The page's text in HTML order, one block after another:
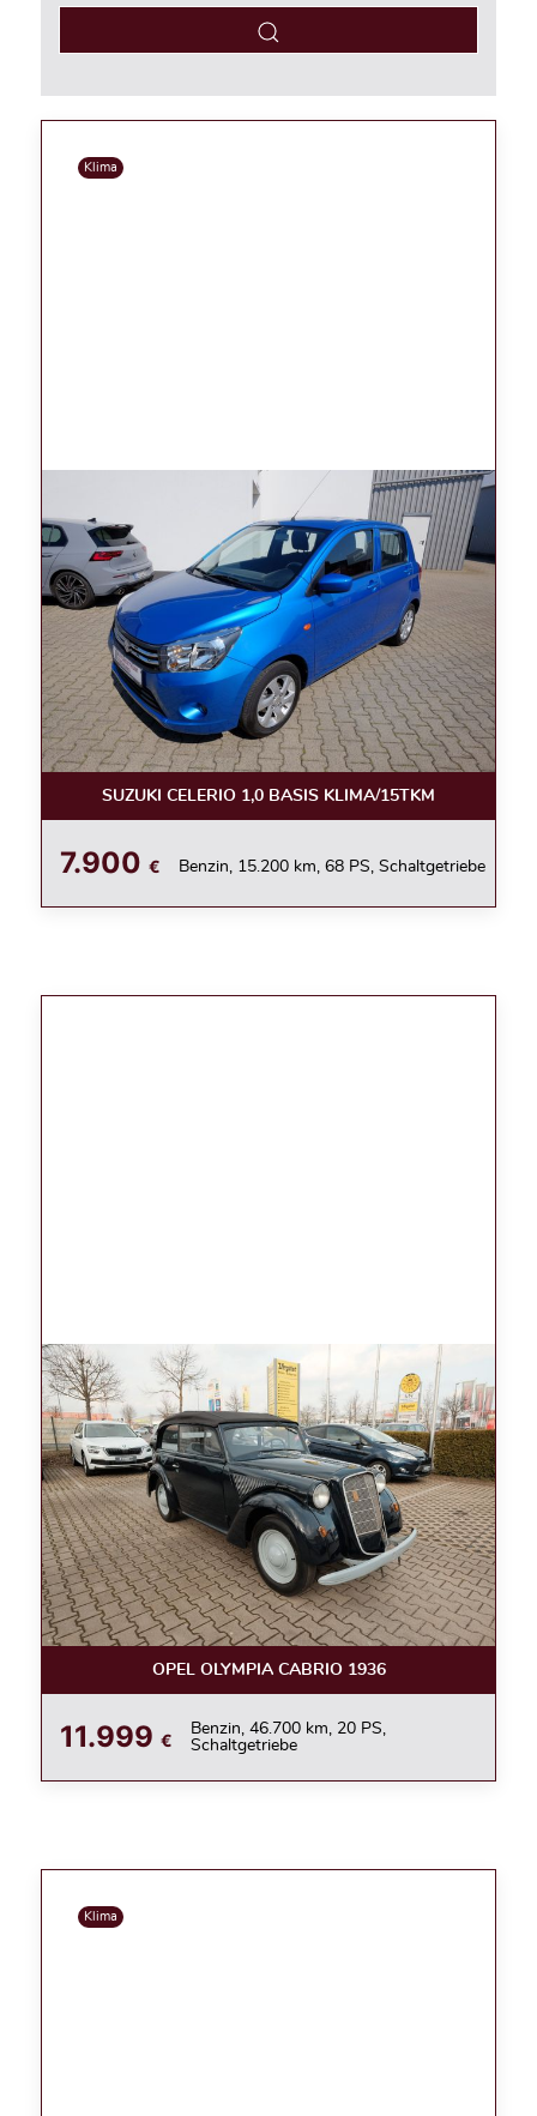
Klima
SUZUKI CELERIO 1,0 BASIS KLIMA/15TKM
7.900 € Benzin, 15.200 km, 68 PS, Schaltgetriebe
OPEL OLYMPIA CABRIO 1936
11.999 €
Benzin, 46.700 km, 20 PS,
Schaltgetriebe
Klima